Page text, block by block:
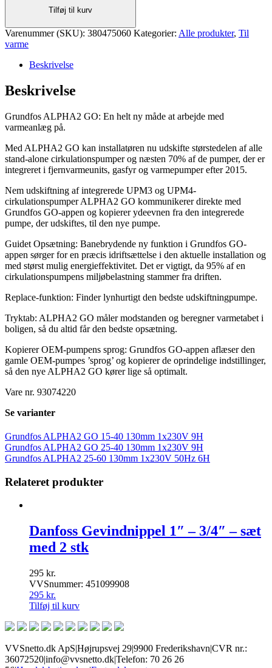
130mm
1x230V
antal
Tilføj til kurv
Varenummer (SKU): 380475060 Kategorier: Alle produkter, Til
varme
Beskrivelse
Beskrivelse
Grundfos ALPHA2 GO: En helt ny måde at arbejde med
varmeanlæg på.
Med ALPHA2 GO kan installatøren nu udskifte størstedelen af alle
stand-alone cirkulationspumper og næsten 70% af de pumper, der er
integreret i fjernvarmeunits, gasfyr og varmepumper efter 2015.
Nem udskiftning af integrerede UPM3 og UPM4-
cirkulationspumper ALPHA2 GO kommunikerer direkte med
Grundfos GO-appen og kopierer ydeevnen fra den integrerede
pumpe, der udskiftes, til den nye pumpe.
Guidet Opsætning: Banebrydende ny funktion i Grundfos GO-
appen sørger for en præcis idriftsættelse i den aktuelle installation og
med størst mulig energieffektivitet. Det er vigtigt, da 95% af en
cirkulationspumpens miljøbelastning stammer fra driften.
Replace-funktion: Finder lynhurtigt den bedste udskiftningpumpe.
Tryktab: ALPHA2 GO måler modstanden og beregner varmetabet i
boligen, så du altid får den bedste opsætning.
Kopierer OEM-pumpens sprog: Grundfos GO-appen aflæser den
gamle OEM-pumpes ’sprog’ og kopierer de oprindelige indstillinger,
så den nye ALPHA2 GO kører lige så optimalt.
Vare nr. 93074220
Se varianter
Grundfos ALPHA2 GO 15-40 130mm 1x230V 9H
Grundfos ALPHA2 GO 25-40 130mm 1x230V 9H
Grundfos ALPHA2 25-60 130mm 1x230V 50Hz 6H
Relateret produkter
Danfoss Gevindnippel 1″ – 3/4″ – sæt
med 2 stk
295 kr.
VVSnummer: 451099908
295 kr.
Tilføj til kurv
VVSnetto.dk ApS|Højrupsvej 29|9900 Frederikshavn|CVR nr.:
36072520|info@vvsnetto.dk|Telefon: 70 26 26